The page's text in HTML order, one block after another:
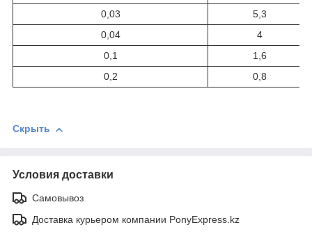
0,03
5,3
0,04
4
0,1
1,6
0,2
0,8
Скрыть
Условия доставки
Самовывоз
Доставка курьером компании PonyExpress.kz